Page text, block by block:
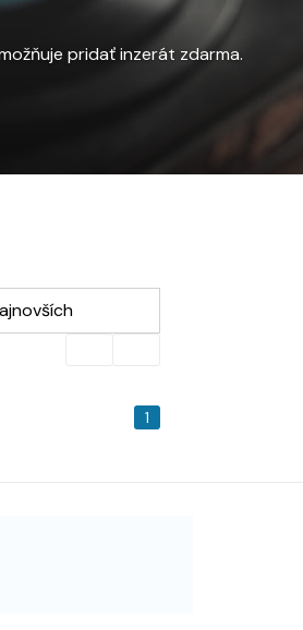
pridať inzerát zdarma.
možnosť
1